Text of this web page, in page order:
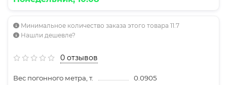
Минимальное количество заказа этого товара 11.7
Нашли дешевле?
0 отзывов
Вес погонного метра, т.
0.0905